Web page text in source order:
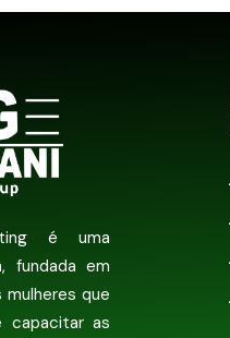
é uma
fundada em
que
capacitar as